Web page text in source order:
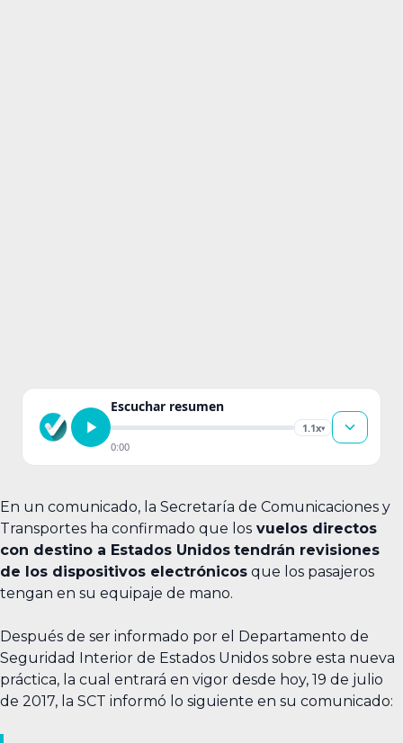
Escuchar resumen
1.1x▾
0:00
En un comunicado, la Secretaría de Comunicaciones y
Transportes ha confirmado que los vuelos directos
con destino a Estados Unidos tendrán revisiones
de los dispositivos electrónicos que los pasajeros
tengan en su equipaje de mano.
Después de ser informado por el Departamento de
Seguridad Interior de Estados Unidos sobre esta nueva
práctica, la cual entrará en vigor desde hoy, 19 de julio
de 2017, la SCT informó lo siguiente en su comunicado: